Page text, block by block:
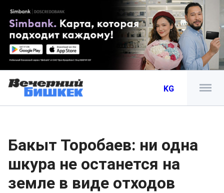
KG
Бакыт Торобаев: ни одна
шкура не останется на
земле в виде отходов